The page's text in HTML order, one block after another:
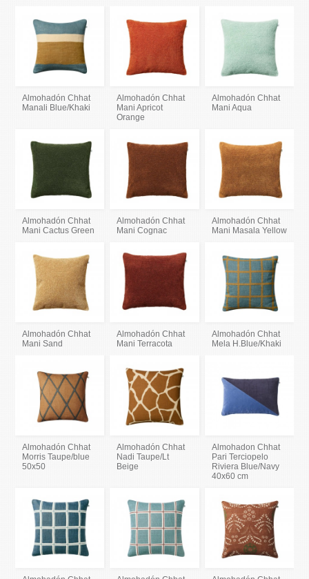
Almohadón Chhat
Manali Blue/Khaki
Almohadón Chhat
Mani Apricot
Orange
Almohadón Chhat
Mani Aqua
Almohadón Chhat
Mani Cactus Green
Almohadón Chhat
Mani Cognac
Almohadón Chhat
Mani Masala Yellow
Almohadón Chhat
Mani Sand
Almohadón Chhat
Mani Terracota
Almohadón Chhat
Mela H.Blue/Khaki
Almohadón Chhat
Morris Taupe/blue
50x50
Almohadón Chhat
Nadi Taupe/Lt
Beige
Almohadon Chhat
Pari Terciopelo
Riviera Blue/Navy
40x60 cm